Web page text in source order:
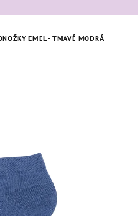
EMEL - TMAVĚ MODRÁ